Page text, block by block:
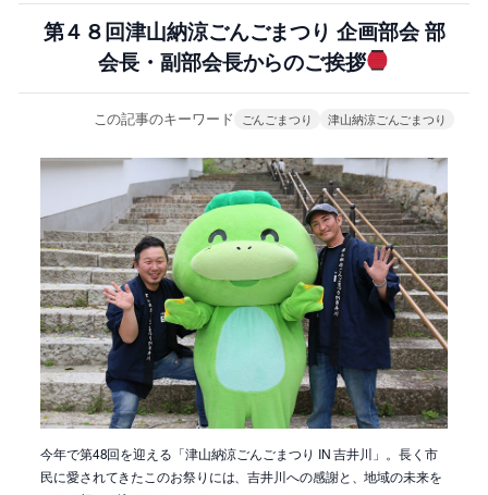
第４８回津山納涼ごんごまつり 企画部会 部
会長・副部会長からのご挨拶
この記事のキーワード ごんごまつり 津山納涼ごんごまつり
今年で第48回を迎える「津山納涼ごんごまつり IN 吉井川」。長く市
民に愛されてきたこのお祭りには、吉井川への感謝と、地域の未来を